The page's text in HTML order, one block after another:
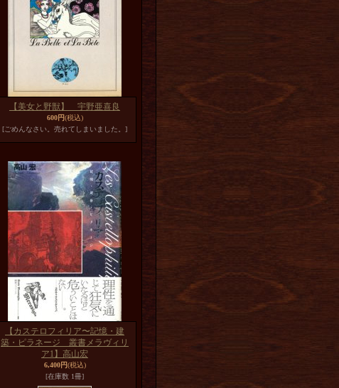
【美女と野獣】 宇野亜喜良
600円(税込)
[ごめんなさい。売れてしまいました。]
【カステロフィリア〜記憶・建
築・ピラネージ 叢書メラヴィリ
ア1】高山宏
6,400円(税込)
[在庫数 1冊]